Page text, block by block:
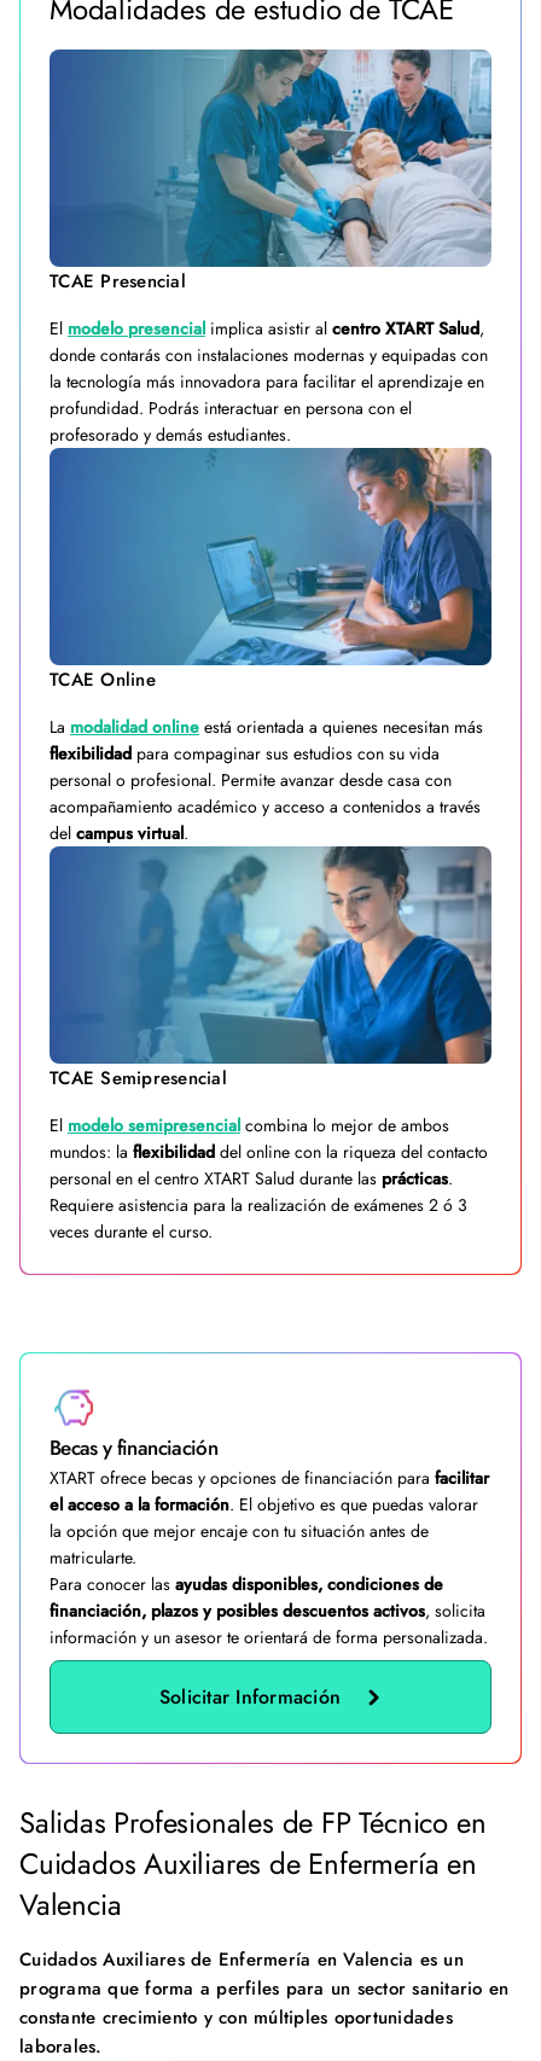
Modalidades de estudio de TCAE
TCAE Presencial
El modelo presencial implica asistir al centro XTART Salud,
donde contarás con instalaciones modernas y equipadas con
la tecnología más innovadora para facilitar el aprendizaje en
profundidad. Podrás interactuar en persona con el
profesorado y demás estudiantes.
TCAE Online
La modalidad online está orientada a quienes necesitan más
flexibilidad para compaginar sus estudios con su vida
personal o profesional. Permite avanzar desde casa con
acompañamiento académico y acceso a contenidos a través
del campus virtual.
TCAE Semipresencial
El modelo semipresencial combina lo mejor de ambos
mundos: la flexibilidad del online con la riqueza del contacto
personal en el centro XTART Salud durante las prácticas.
Requiere asistencia para la realización de exámenes 2 ó 3
veces durante el curso.
Becas y financiación
XTART ofrece becas y opciones de financiación para facilitar
el acceso a la formación. El objetivo es que puedas valorar
la opción que mejor encaje con tu situación antes de
matricularte.
Para conocer las ayudas disponibles, condiciones de
financiación, plazos y posibles descuentos activos, solicita
información y un asesor te orientará de forma personalizada.
Solicitar Información
Salidas Profesionales de FP Técnico en
Cuidados Auxiliares de Enfermería en
Valencia
Cuidados Auxiliares de Enfermería en Valencia es un
programa que forma a perfiles para un sector sanitario en
constante crecimiento y con múltiples oportunidades
laborales.